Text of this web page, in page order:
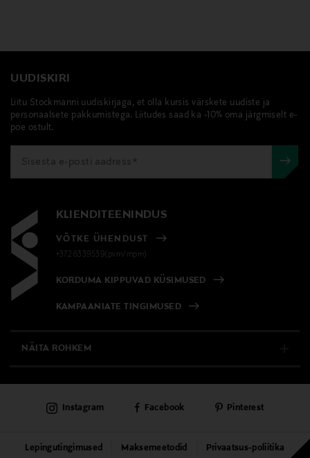
UUDISKIRI
Liitu Stockmanni uudiskirjaga, et olla kursis värskete uudiste ja
personaalsete pakkumistega. Liitudes saad ka -10% oma järgmiselt e-
poe ostult.
KLIENDITEENINDUS
VÕTKE ÜHENDUST
+372 6339539(pvm/mpm)
KORDUMA KIPPUVAD KÜSIMUSED
KAMPAANIATE TINGIMUSED
NÄITA ROHKEM
PÜSIKLIENDITEENINDUS
KAUBAMAJAD
Lepingutingimused Maksemeetodid Privaatsus-poliitika
Instagram Facebook Pinterest